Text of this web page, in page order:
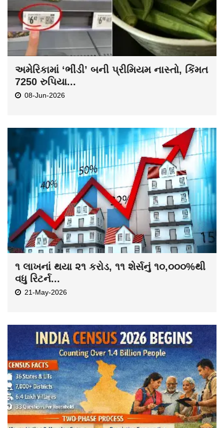
અમેરિકામાં ‘ભીંડી’ બની પ્રીમિયમ નાસ્તો, કિંમત
7250 રુપિયા...
08-Jun-2026
૧ લાખનાં થયા ૨૧ કરોડ, ૧૧ શેર્સનું ૧૦,૦૦૦%થી
વધુ રિટર્ન...
21-May-2026